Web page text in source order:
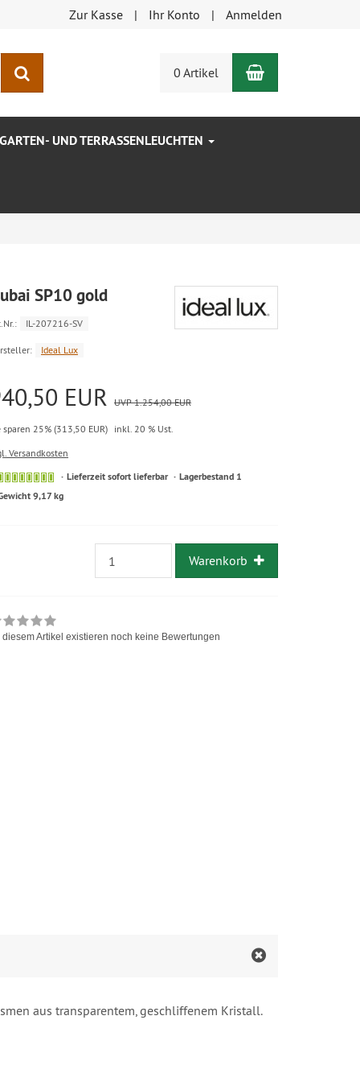
Zur Kasse Ihr Konto Anmelden
0 Artikel Warenkorb
GARTEN- UND TERRASSENLEUCHTEN
SP10 gold
IL-207216-SV
Ideal Lux
EUR UVP 1.254,00 EUR
sparen 25% (313,50 EUR)
inkl. 20 % Ust.
Versandkosten
Lieferzeit sofort lieferbar
Lagerbestand 1
9,17 kg
Warenkorb
diesem Artikel existieren noch keine Bewertungen
aus transparentem, geschliffenem Kristall.